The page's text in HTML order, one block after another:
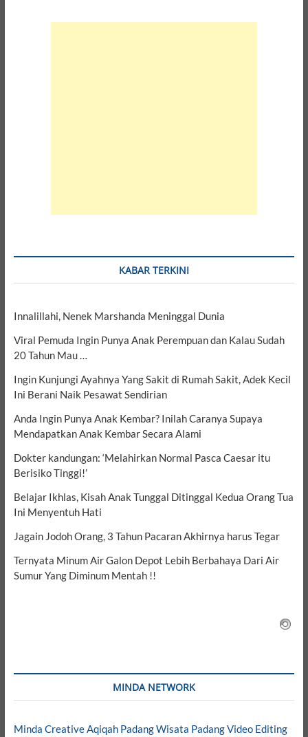
KABAR TERKINI
Innalillahi, Nenek Marshanda Meninggal Dunia
Viral Pemuda Ingin Punya Anak Perempuan dan Kalau Sudah
20 Tahun Mau …
Ingin Kunjungi Ayahnya Yang Sakit di Rumah Sakit, Adek Kecil
Ini Berani Naik Pesawat Sendirian
Anda Ingin Punya Anak Kembar? Inilah Caranya Supaya
Mendapatkan Anak Kembar Secara Alami
Dokter kandungan: ‘Melahirkan Normal Pasca Caesar itu
Berisiko Tinggi!’
Belajar Ikhlas, Kisah Anak Tunggal Ditinggal Kedua Orang Tua
Ini Menyentuh Hati
Jagain Jodoh Orang, 3 Tahun Pacaran Akhirnya harus Tegar
Ternyata Minum Air Galon Depot Lebih Berbahaya Dari Air
Sumur Yang Diminum Mentah !!
MINDA NETWORK
Minda CreativeAqiqah PadangWisata PadangVideo Editing